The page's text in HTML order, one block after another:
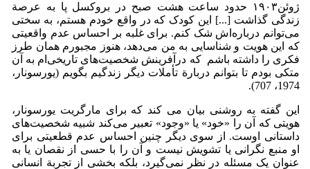
ژوئن١٩٠٣ حدود ساعت هشت صبح در بروکسل پا به عرصة
زندگی گذاشت [...] این کودک که در واقع خودم هستم، به سختی
می‌توانم درباره‌اش شک کنم. برای غلبه بر احساس عدم واقعیتی
که این هویت و شناسایی به من می‌دهد، هنوز مجبورم همان طرز
فکری را داشته باشم که درآفرینش شخصیت‌های تاریخی‌ام به آن
متکی بودم تا بتوانم دربارة تأملات دیگر زندگیم بگویم (یورسونار،
1974، 707).
این گفته به روشنی بیان می‌ کند که برای مارگریت یورسونار،
هویتی که آن را «خود» یا «وجود» تعبیر می‌کند شبیه شخصیت‌های
داستانی اوست. از سوی دیگر چنین احساس عدم قطعیتی برای
او منبع نگرانی یا تشویش نیست و آن را با حسی از نقصان یا به
عنوان یک مسئله در نظر نمی‌گیرد، بلکه بخشی از تجربة انسانی